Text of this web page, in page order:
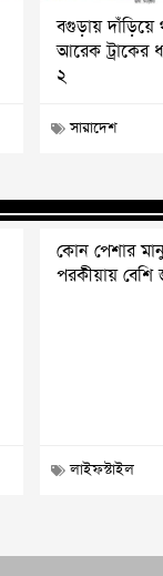
বগুড়ায় দাঁড়িয়ে
আরেক ট্রাকের
২
সারাদেশ
কোন পেশার
পরকীয়ায় বেশি
লাইফস্টাইল